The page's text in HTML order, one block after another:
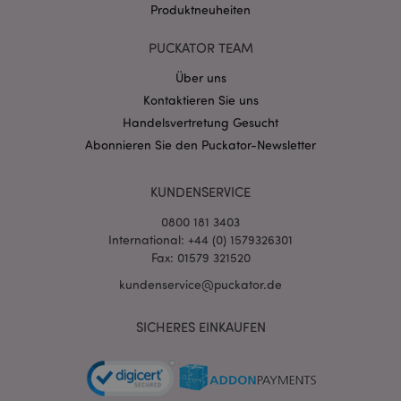
Produktneuheiten
PUCKATOR TEAM
Über uns
Kontaktieren Sie uns
Handelsvertretung Gesucht
Abonnieren Sie den Puckator-Newsletter
KUNDENSERVICE
0800 181 3403
International: +44 (0) 1579326301
Fax: 01579 321520
kundenservice@puckator.de
SICHERES EINKAUFEN
mage-cache-storage-section-
invalidation
Adobe Inc.
Datenschutzbestimmungen von Google